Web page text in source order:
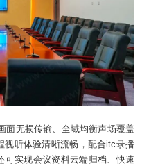
面无损传输、全域均衡声场覆盖
视听体验清晰流畅，配合itc录播
可实现会议资料云端归档、快速